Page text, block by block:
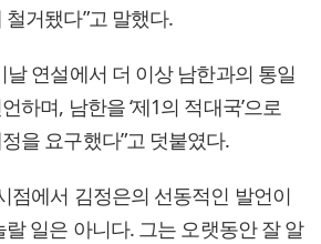
거됐다”고 말했다.
날 연설에서 더 이상 남한과의 통일
하며, 남한을 ‘제1의 적대국’으로
을 요구했다”고 덧붙였다.
점에서 김정은의 선동적인 발언이
일은 아니다. 그는 오랫동안 잘 알